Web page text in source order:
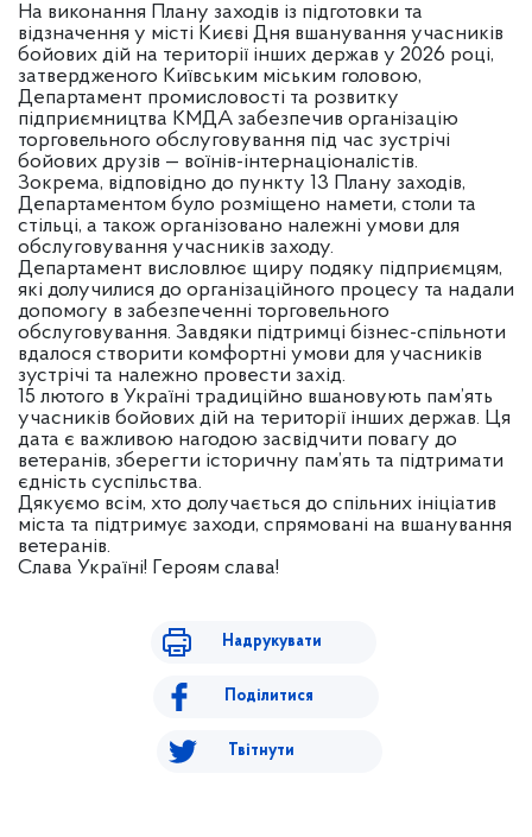
На виконання Плану заходів із підготовки та
відзначення у місті Києві Дня вшанування учасників
бойових дій на території інших держав у 2026 році,
затвердженого Київським міським головою,
Департамент промисловості та розвитку
підприємництва КМДА забезпечив організацію
торговельного обслуговування під час зустрічі
бойових друзів — воїнів-інтернаціоналістів.
Зокрема, відповідно до пункту 13 Плану заходів,
Департаментом було розміщено намети, столи та
стільці, а також організовано належні умови для
обслуговування учасників заходу.
Департамент висловлює щиру подяку підприємцям,
які долучилися до організаційного процесу та надали
допомогу в забезпеченні торговельного
обслуговування. Завдяки підтримці бізнес-спільноти
вдалося створити комфортні умови для учасників
зустрічі та належно провести захід.
15 лютого в Україні традиційно вшановують пам’ять
учасників бойових дій на території інших держав. Ця
дата є важливою нагодою засвідчити повагу до
ветеранів, зберегти історичну пам’ять та підтримати
єдність суспільства.
Дякуємо всім, хто долучається до спільних ініціатив
міста та підтримує заходи, спрямовані на вшанування
ветеранів.
Слава Україні! Героям слава!
Надрукувати
Поділитися
Твітнути